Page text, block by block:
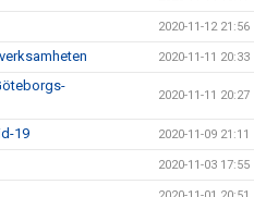
2020-11-12 21:56
2020-11-11 20:33
2020-11-11 20:27
19 2020-11-09 21:11
2020-11-03 17:55